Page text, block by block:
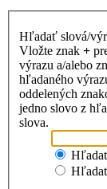
Hľadať slová/
Vložte znak +
výrazu a/alebo
hľadaného
oddelených
jedno slovo z
slova.